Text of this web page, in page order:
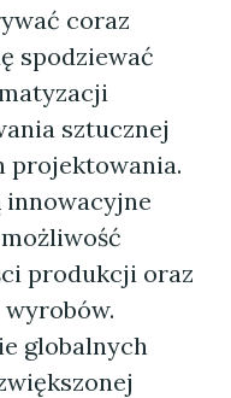
coraz
spodziewać
sztucznej
projektowania.
innowacyjne
produkcji oraz
globalnych